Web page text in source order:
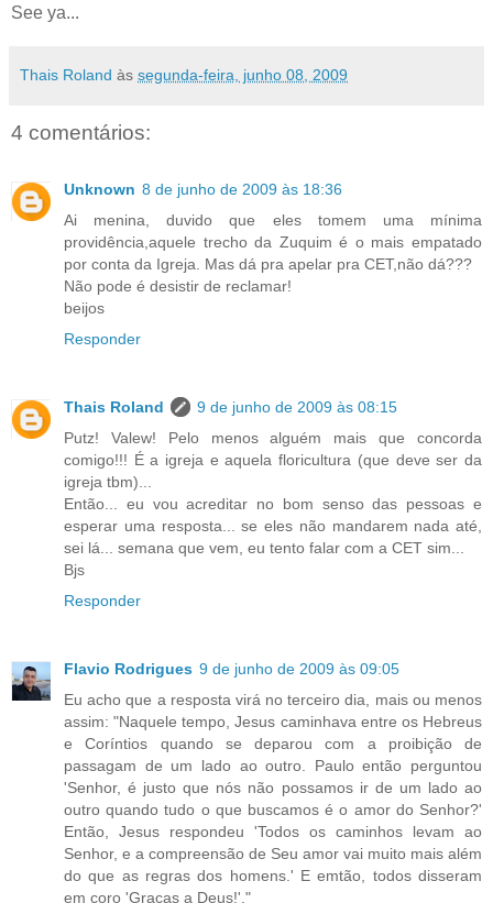
See ya...
Thais Roland às segunda-feira, junho 08, 2009
4 comentários:
Unknown 8 de junho de 2009 às 18:36
Ai menina, duvido que eles tomem uma mínima
providência,aquele trecho da Zuquim é o mais empatado
por conta da Igreja. Mas dá pra apelar pra CET,não dá???
Não pode é desistir de reclamar!
beijos
Responder
Thais Roland
9 de junho de 2009 às 08:15
Putz! Valew! Pelo menos alguém mais que concorda
comigo!!! É a igreja e aquela floricultura (que deve ser da
igreja tbm)...
Então... eu vou acreditar no bom senso das pessoas e
esperar uma resposta... se eles não mandarem nada até,
sei lá... semana que vem, eu tento falar com a CET sim...
Bjs
Responder
Flavio Rodrigues 9 de junho de 2009 às 09:05
Eu acho que a resposta virá no terceiro dia, mais ou menos
assim: "Naquele tempo, Jesus caminhava entre os Hebreus
e Coríntios quando se deparou com a proibição de
passagam de um lado ao outro. Paulo então perguntou
'Senhor, é justo que nós não possamos ir de um lado ao
outro quando tudo o que buscamos é o amor do Senhor?'
Então, Jesus respondeu 'Todos os caminhos levam ao
Senhor, e a compreensão de Seu amor vai muito mais além
do que as regras dos homens.' E emtão, todos disseram
em coro 'Graças a Deus!'."